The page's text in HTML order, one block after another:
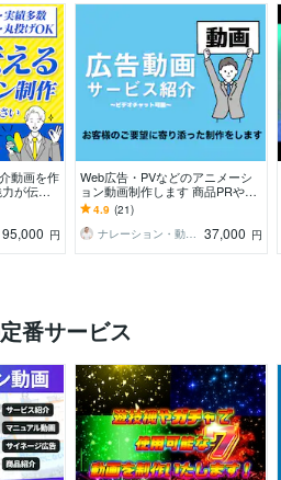
動画を作
が伝わ
95,000 円
Web広告・PVなどのアニメーシ
ョン動画制作します 商品PRやサ
ービス紹介モーショングラフィッ
クス
4.9 (21)
ナレーション・動画クリエイター 37,000 円
番サービス